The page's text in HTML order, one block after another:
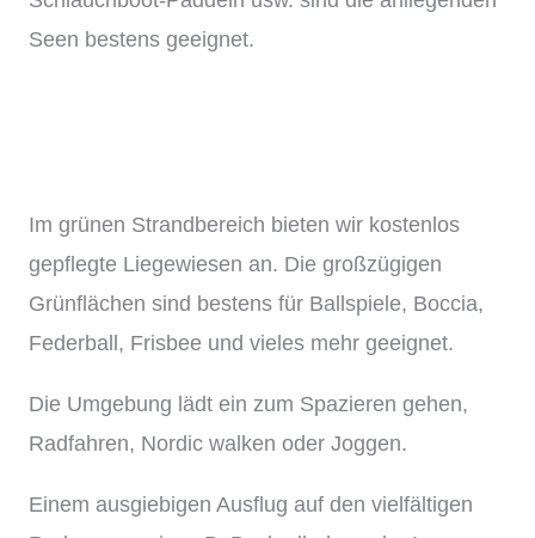
Seen bestens geeignet.
Im grünen Strandbereich bieten wir kostenlos
gepflegte Liegewiesen an. Die großzügigen
Grünflächen sind bestens für Ballspiele, Boccia,
Federball, Frisbee und vieles mehr geeignet.
Die Umgebung lädt ein zum Spazieren gehen,
Radfahren, Nordic walken oder Joggen.
Einem ausgiebigen Ausflug auf den vielfältigen